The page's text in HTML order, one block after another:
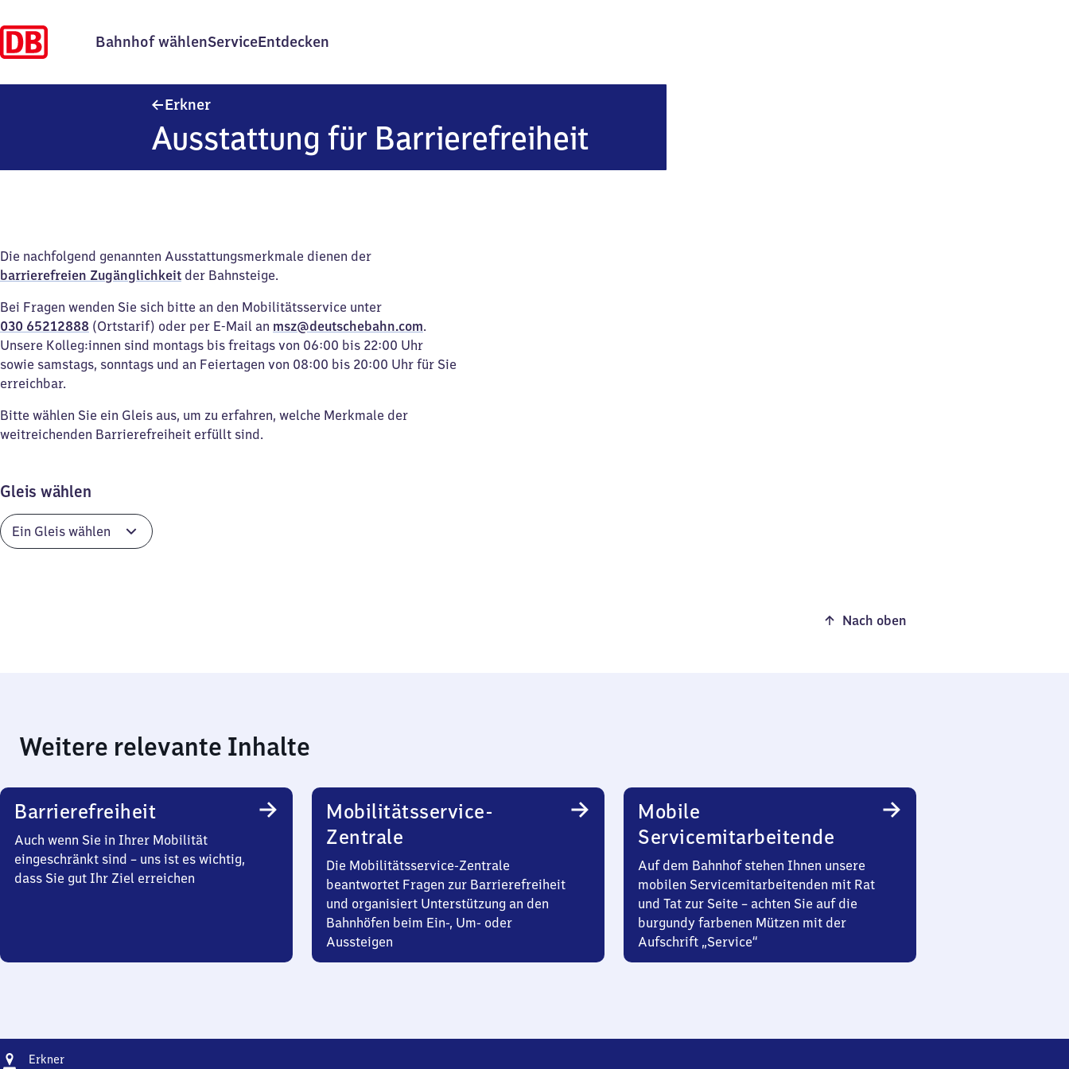
Bahnhof wählenServiceEntdecken
Erkner
Ausstattung für Barrierefreiheit
Die nachfolgend genannten Ausstattungsmerkmale dienen der
barrierefreien Zugänglichkeit der Bahnsteige.
Bei Fragen wenden Sie sich bitte an den Mobilitätsservice unter
030 65212888 (Ortstarif) oder per E-Mail an msz@deutschebahn.com.
Unsere Kolleg:innen sind montags bis freitags von 06:00 bis 22:00 Uhr
sowie samstags, sonntags und an Feiertagen von 08:00 bis 20:00 Uhr für Sie
erreichbar.
Bitte wählen Sie ein Gleis aus, um zu erfahren, welche Merkmale der
weitreichenden Barrierefreiheit erfüllt sind.
Gleis wählen
Nach oben
Weitere relevante Inhalte
Barrierefreiheit
Auch wenn Sie in Ihrer Mobilität
eingeschränkt sind – uns ist es wichtig,
dass Sie gut Ihr Ziel erreichen
Mobilitätsservice-
Zentrale
Die Mobilitätsservice-Zentrale
beantwortet Fragen zur Barrierefreiheit
und organisiert Unterstützung an den
Bahnhöfen beim Ein-, Um- oder
Aussteigen
Mobile
Servicemitarbeitende
Auf dem Bahnhof stehen Ihnen unsere
mobilen Servicemitarbeitenden mit Rat
und Tat zur Seite – achten Sie auf die
burgundy farbenen Mützen mit der
Aufschrift „Service“
Adresse
ErknerErkner